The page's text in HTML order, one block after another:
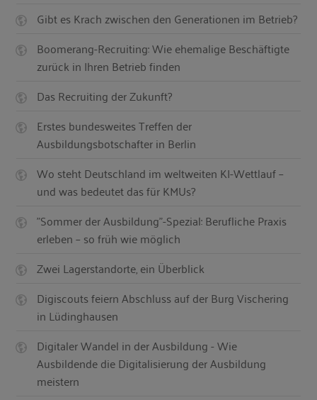
Gibt es Krach zwischen den Generationen im Betrieb?
Boomerang-Recruiting: Wie ehemalige Beschäftigte
zurück in Ihren Betrieb finden
Das Recruiting der Zukunft?
Erstes bundesweites Treffen der
Ausbildungsbotschafter in Berlin
Wo steht Deutschland im weltweiten KI-Wettlauf –
und was bedeutet das für KMUs?
"Sommer der Ausbildung"-Spezial: Berufliche Praxis
erleben – so früh wie möglich
Zwei Lagerstandorte, ein Überblick
Digiscouts feiern Abschluss auf der Burg Vischering
in Lüdinghausen
Digitaler Wandel in der Ausbildung - Wie
Ausbildende die Digitalisierung der Ausbildung
meistern